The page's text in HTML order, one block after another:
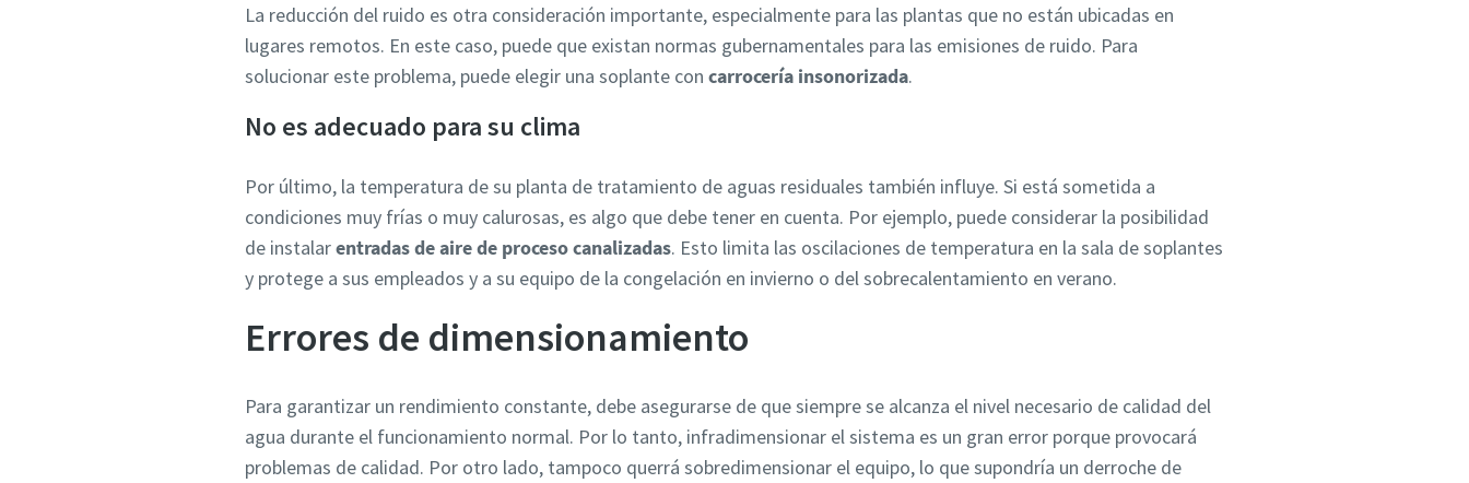
La reducción del ruido es otra consideración importante, especialmente para las plantas que no están ubicadas en
lugares remotos. En este caso, puede que existan normas gubernamentales para las emisiones de ruido. Para
solucionar este problema, puede elegir una soplante con carrocería insonorizada.
No es adecuado para su clima
Por último, la temperatura de su planta de tratamiento de aguas residuales también influye. Si está sometida a
condiciones muy frías o muy calurosas, es algo que debe tener en cuenta. Por ejemplo, puede considerar la posibilidad
de instalarentradas de aire de proceso canalizadas. Esto limita las oscilaciones de temperatura en la sala de soplantes
y protege a sus empleados y a su equipo de la congelación en invierno o del sobrecalentamiento en verano.
Errores de dimensionamiento
Para garantizar un rendimiento constante, debe asegurarse de que siempre se alcanza el nivel necesario de calidad del
agua durante el funcionamiento normal. Por lo tanto, infradimensionar el sistema es un gran error porque provocará
problemas de calidad. Por otro lado, tampoco querrá sobredimensionar el equipo, lo que supondría un derroche de